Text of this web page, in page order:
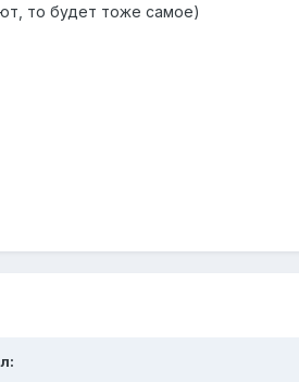
то будет тоже самое)